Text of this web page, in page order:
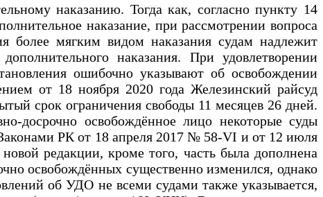
наказанию. Тогда как, согласно пункту 14
наказание, при рассмотрении вопроса
более мягким видом наказания судам надлежит
наказания. При удовлетворении
ошибочно указывают об освобождении
от 18 ноября 2020 года Железинский райсуд
срок ограничения свободы 11 месяцев 26 дней.
досрочно освобождённое лицо некоторые суды
РК от 18 апреля 2017 № 58-VI и от 12 июля
редакции, кроме того, часть была дополнена
освобождённых существенно изменился, однако
об УДО не всеми судами также указывается,